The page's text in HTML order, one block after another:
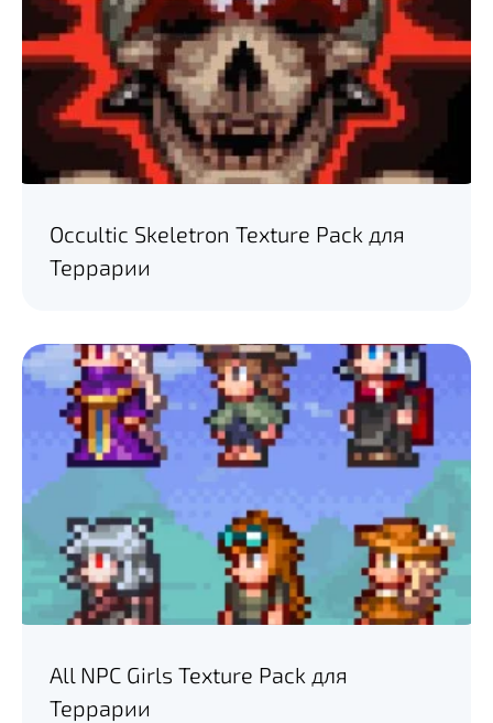
Occultic Skeletron Texture Pack для
Террарии
All NPC Girls Texture Pack для
Террарии